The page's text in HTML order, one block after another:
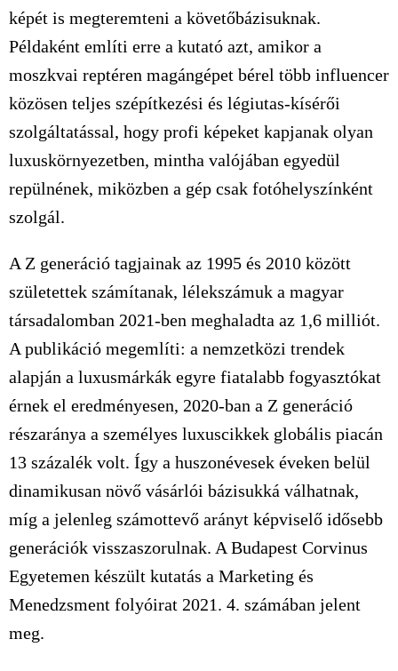
képét is megteremteni a követőbázisuknak.
Példaként említi erre a kutató azt, amikor a
moszkvai reptéren magángépet bérel több influencer
közösen teljes szépítkezési és légiutas-kísérői
szolgáltatással, hogy profi képeket kapjanak olyan
luxuskörnyezetben, mintha valójában egyedül
repülnének, miközben a gép csak fotóhelyszínként
szolgál.
A Z generáció tagjainak az 1995 és 2010 között
születettek számítanak, lélekszámuk a magyar
társadalomban 2021-ben meghaladta az 1,6 milliót.
A publikáció megemlíti: a nemzetközi trendek
alapján a luxusmárkák egyre fiatalabb fogyasztókat
érnek el eredményesen, 2020-ban a Z generáció
részaránya a személyes luxuscikkek globális piacán
13 százalék volt. Így a huszonévesek éveken belül
dinamikusan növő vásárlói bázisukká válhatnak,
míg a jelenleg számottevő arányt képviselő idősebb
generációk visszaszorulnak. A Budapest Corvinus
Egyetemen készült kutatás a Marketing és
Menedzsment folyóirat 2021. 4. számában jelent
meg.